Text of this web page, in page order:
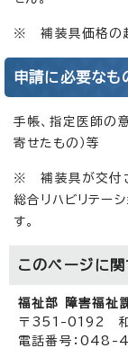
※ 補装具価格の超
申請に必要なも
手帳、指定医師の
寄せたもの）等
※ 補装具が交付さ
総合リハビリテー
す。
このページに関
福祉部 障害福祉
〒351-0192 和
電話番号：